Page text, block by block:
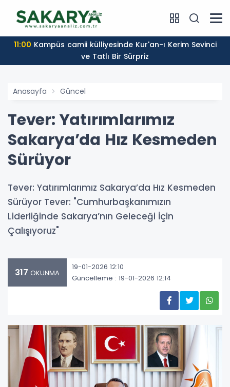
11:00
ve Tatlı Bir Sürpriz
Anasayfa Güncel
Tever: Yatırımlarımız
Sakarya’da Hız Kesmeden
Sürüyor
Tever: Yatırımlarımız Sakarya’da Hız Kesmeden
Sürüyor Tever: "Cumhurbaşkanımızın
Liderliğinde Sakarya’nın Geleceği İçin
Çalışıyoruz"
317 OKUNMA
19-01-2026 12:10
Güncelleme : 19-01-2026 12:14